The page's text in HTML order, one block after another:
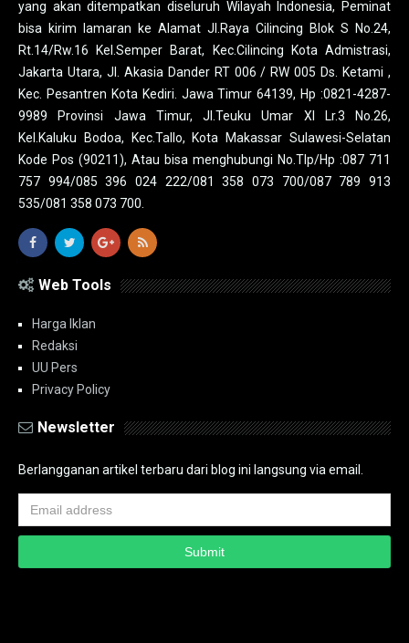
yang akan ditempatkan diseluruh Wilayah Indonesia, Peminat
bisa kirim lamaran ke Alamat Jl.Raya Cilincing Blok S No.24,
Rt.14/Rw.16 Kel.Semper Barat, Kec.Cilincing Kota Admistrasi,
Jakarta Utara, Jl. Akasia Dander RT 006 / RW 005 Ds. Ketami ,
Kec. Pesantren Kota Kediri. Jawa Timur 64139, Hp :0821-4287-
9989 Provinsi Jawa Timur, Jl.Teuku Umar XI Lr.3 No.26,
Kel.Kaluku Bodoa, Kec.Tallo, Kota Makassar Sulawesi-Selatan
Kode Pos (90211), Atau bisa menghubungi No.Tlp/Hp :087 711
757 994/085 396 024 222/081 358 073 700/087 789 913
535/081 358 073 700.
Web Tools
Harga Iklan
Redaksi
UU Pers
Privacy Policy
Newsletter
Berlangganan artikel terbaru dari blog ini langsung via email.